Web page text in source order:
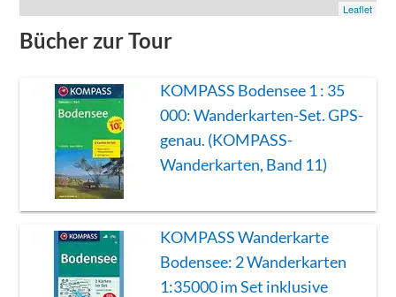
Leaflet
Bücher zur Tour
KOMPASS Bodensee 1 : 35
000: Wanderkarten-Set. GPS-
genau. (KOMPASS-
Wanderkarten, Band 11)
KOMPASS Wanderkarte
Bodensee: 2 Wanderkarten
1:35000 im Set inklusive